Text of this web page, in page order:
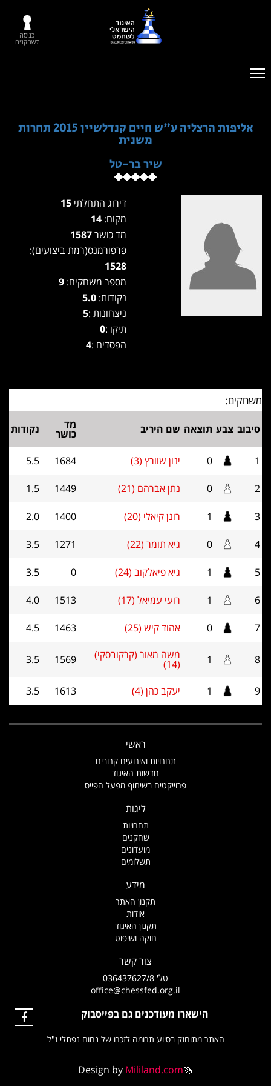
כניסה
לשחקנים
אליפות הרצליה ע"ש חיים קנדלשיין 2015 תחרות
משנית
שיר בר-טל
דירוג התחלתי
מקום:
מד כושר
פרפורמנס(רמת ביצועים):
1528
מספר משחקים:
נקודות: 5.0
ניצחונות :5
תיקו :0
הפסדים :4
משחקים:
סיבוב צבע תוצאה שם היריב מד
כושר נקודות
1
0 ינון שוורץ (3) 1684
5.5
2
0 נתן אברהם (21) 1449
1.5
3
1 רונן קיאלי (20) 1400
2.0
4
0 גיא תומר (22) 1271
3.5
5
1 גיא פיאלקוב (24) 0
3.5
6
1 רועי עמיאל (17) 1513
4.0
7
0 אהוד קיש (25) 1463
4.5
8
1 משה מאור (קרקובסקי)
(14)
1569
3.5
9
1 יעקב כהן (4) 1613
3.5
ראשי
תחרויות ואירועים קרובים
חדשות האיגוד
פרוייקטים בשיתוף מפעל הפייס
ליגות
תחרויות
שחקנים
מועדונים
תשלומים
מידע
תקנון האתר
אודות
תקנון האיגוד
חוקה ושיפוט
צור קשר
טל' 036437627/8
office@chessfed.org.il
הישארו מעודכנים גם בפייסבוק
האתר מתוחזק בסיוע תרומה לזכרו של נחום נפתלי ז"ל
Design by Mililand.com🦄